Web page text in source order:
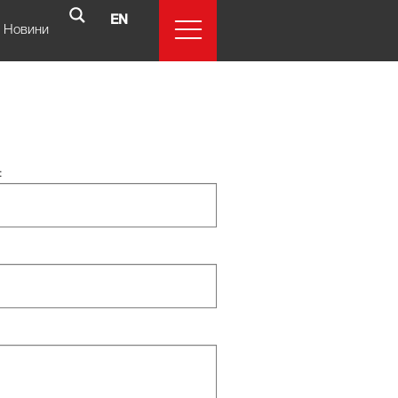
Новини
EN